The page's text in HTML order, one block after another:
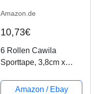
Amazon.de
10,73€
6 Rollen Cawila
Sporttape, 3,8cm x
Amazon / Ebay